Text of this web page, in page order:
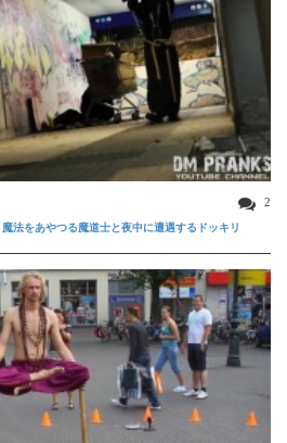
2
法をあやつる魔道士と夜中に遭遇するドッキリ